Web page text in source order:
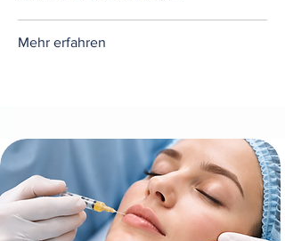
Mehr erfahren